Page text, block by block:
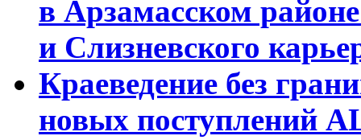
в Арзамасском
и Слизневского
Краеведение без
новых поступлений